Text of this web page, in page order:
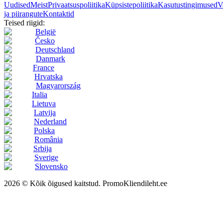
UudisedMeistPrivaatsuspoliitikaKüpsistepoliitikaKasutustingimused
ja piiranguteKontaktid
Teised riigid:
België
Česko
Deutschland
Danmark
France
Hrvatska
Magyarország
Italia
Lietuva
Latvija
Nederland
Polska
România
Srbija
Sverige
Slovensko
2026 © Kõik õigused kaitstud. PromoKliendileht.ee